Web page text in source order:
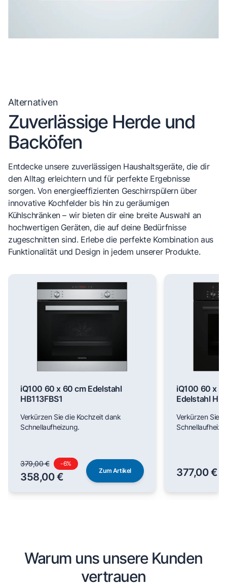
Alternativen
Zuverlässige Herde und
Backöfen
Entdecke unsere zuverlässigen Haushaltsgeräte, die dir
den Alltag erleichtern und für perfekte Ergebnisse
sorgen. Von energieeffizienten Geschirrspülern über
innovative Kochfelder bis hin zu geräumigen
Kühlschränken – wir bieten dir eine breite Auswahl an
hochwertigen Geräten, die auf deine Bedürfnisse
zugeschnitten sind. Erlebe die perfekte Kombination aus
Funktionalität und Design in jedem unserer Produkte.
iQ100 60 x 60 cm Edelstahl
HB113FBS1
Verkürzen Sie die Kochzeit dank
Schnellaufheizung.
379,00 € -6%
358,00 €
Zum Artikel
iQ100 60 x
Edelstahl
Verkürzen Sie
377,00 €
Warum uns unsere Kunden
vertrauen